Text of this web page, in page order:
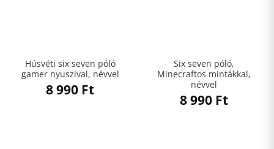
Húsvéti six seven póló
gamer nyuszival, névvel
8 990 Ft
Six seven póló,
Minecraftos mintákkal,
névvel
8 990 Ft